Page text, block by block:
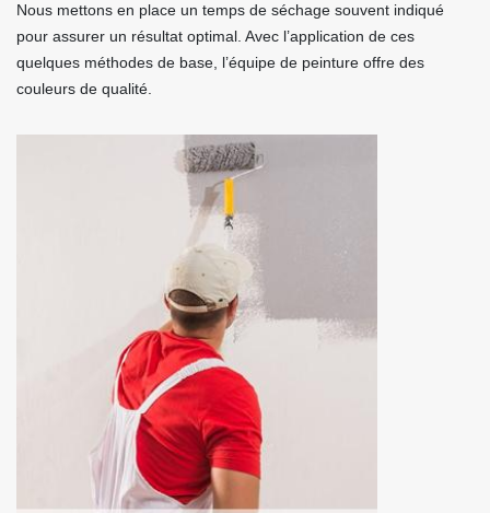
Nous mettons en place un temps de séchage souvent indiqué
pour assurer un résultat optimal. Avec l’application de ces
quelques méthodes de base, l’équipe de peinture offre des
couleurs de qualité.